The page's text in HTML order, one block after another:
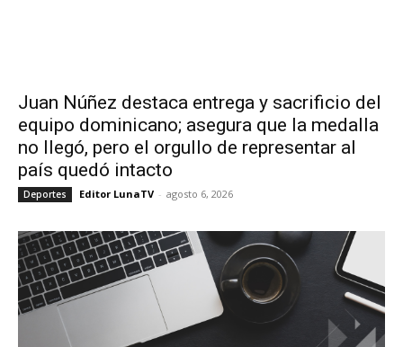
Juan Núñez destaca entrega y sacrificio del
equipo dominicano; asegura que la medalla
no llegó, pero el orgullo de representar al
país quedó intacto
Deportes Editor LunaTV - agosto 6, 2026